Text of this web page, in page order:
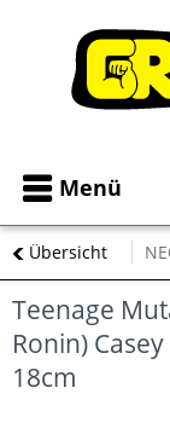
Menü
Übersicht
Teenage
Ronin)
18cm